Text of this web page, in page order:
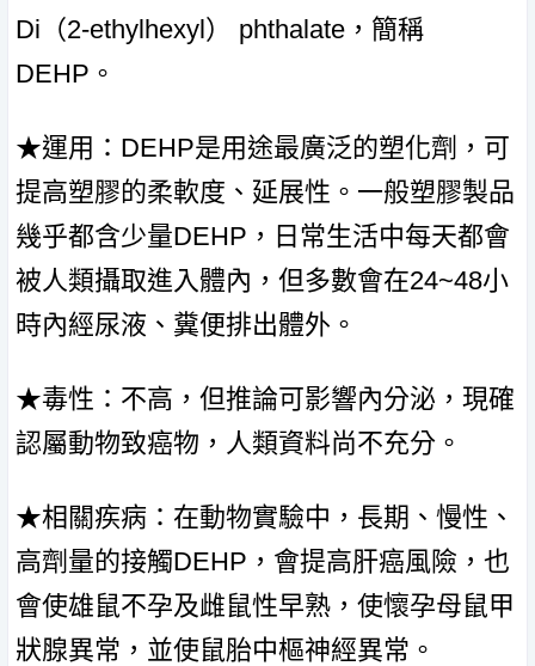
Di（2-ethylhexyl） phthalate，簡稱
DEHP。
★運用：DEHP是用途最廣泛的塑化劑，可
提高塑膠的柔軟度、延展性。一般塑膠製品
幾乎都含少量DEHP，日常生活中每天都會
被人類攝取進入體內，但多數會在24~48小
時內經尿液、糞便排出體外。
★毒性：不高，但推論可影響內分泌，現確
認屬動物致癌物，人類資料尚不充分。
★相關疾病：在動物實驗中，長期、慢性、
高劑量的接觸DEHP，會提高肝癌風險，也
會使雄鼠不孕及雌鼠性早熟，使懷孕母鼠甲
狀腺異常，並使鼠胎中樞神經異常。